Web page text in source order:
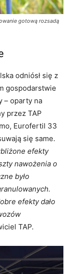
gotową rozsadą
odniósł się z
gospodarstwie
– oparty na
przez TAP
Eurofertil 33
się same.
efekty
nawożenia o
było
efekty dało
TAP.